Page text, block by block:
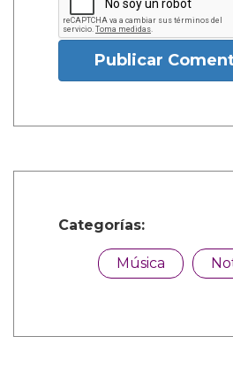
Publicar
Categorías:
Música